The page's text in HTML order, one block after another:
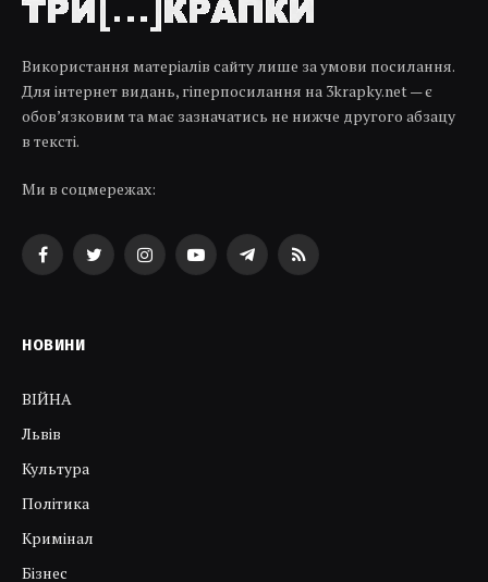
Використання матеріалів сайту лише за умови посилання.
Для інтернет видань, гіперпосилання на 3krapky.net — є
обов’язковим та має зазначатись не нижче другого абзацу
в тексті.
Ми в соцмережах:
FacebookTwitterInstagramYouTubeTelegramRSS
НОВИНИ
ВІЙНА
Львів
Культура
Політика
Кримінал
Бізнес